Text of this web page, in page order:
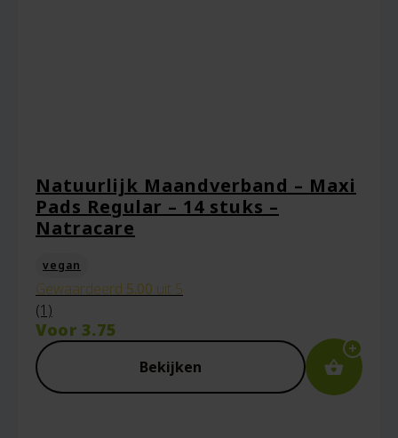
Natuurlijk Maandverband – Maxi
Pads Regular – 14 stuks –
Natracare
vegan
Gewaardeerd 5.00 uit 5
(1)
Voor 3.75
Bekijken